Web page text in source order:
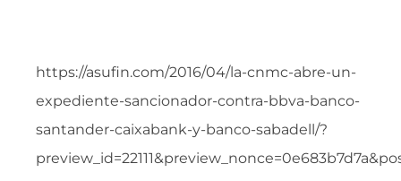
https://asufin.com/2016/04/la-cnmc-abre-un-
expediente-sancionador-contra-bbva-banco-
santander-caixabank-y-banco-sabadell/?